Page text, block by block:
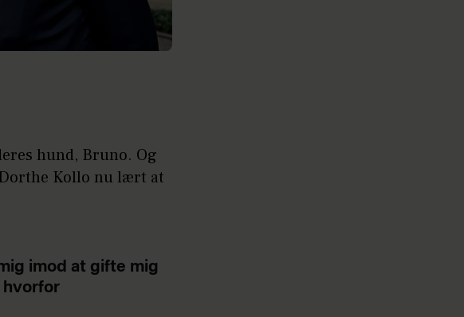
hund, Bruno. Og
Kollo nu lært at
imod at gifte mig
hvorfor